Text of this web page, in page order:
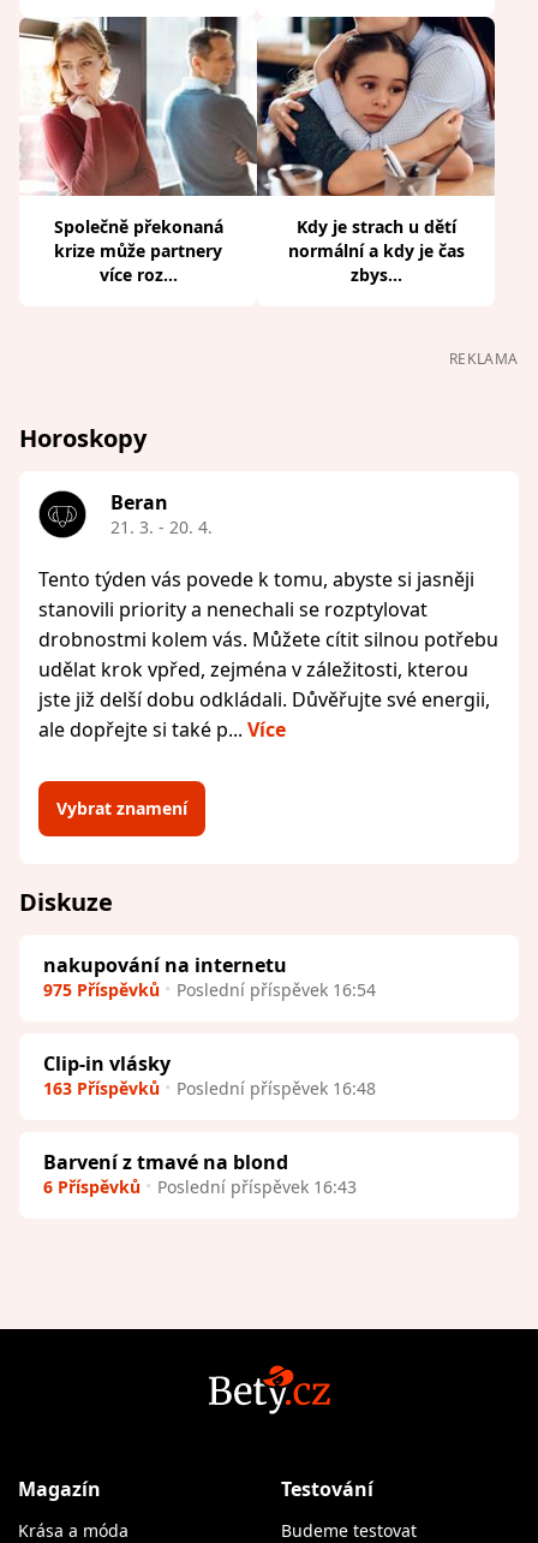
Společně překonaná
krize může partnery
více roz...
Kdy je strach u dětí
normální a kdy je čas
zbys...
REKLAMA
Horoskopy
Beran
21. 3. - 20. 4.
Tento týden vás povede k tomu, abyste si jasněji
stanovili priority a nenechali se rozptylovat
drobnostmi kolem vás. Můžete cítit silnou potřebu
udělat krok vpřed, zejména v záležitosti, kterou
jste již delší dobu odkládali. Důvěřujte své energii,
ale dopřejte si také p... Více
Vybrat znamení
Diskuze
nakupování na internetu
975 Příspěvků Poslední příspěvek 16:54
Clip-in vlásky
163 Příspěvků Poslední příspěvek 16:48
Barvení z tmavé na blond
6 Příspěvků Poslední příspěvek 16:43
Magazín
Krása a móda
Testování
Budeme testovat